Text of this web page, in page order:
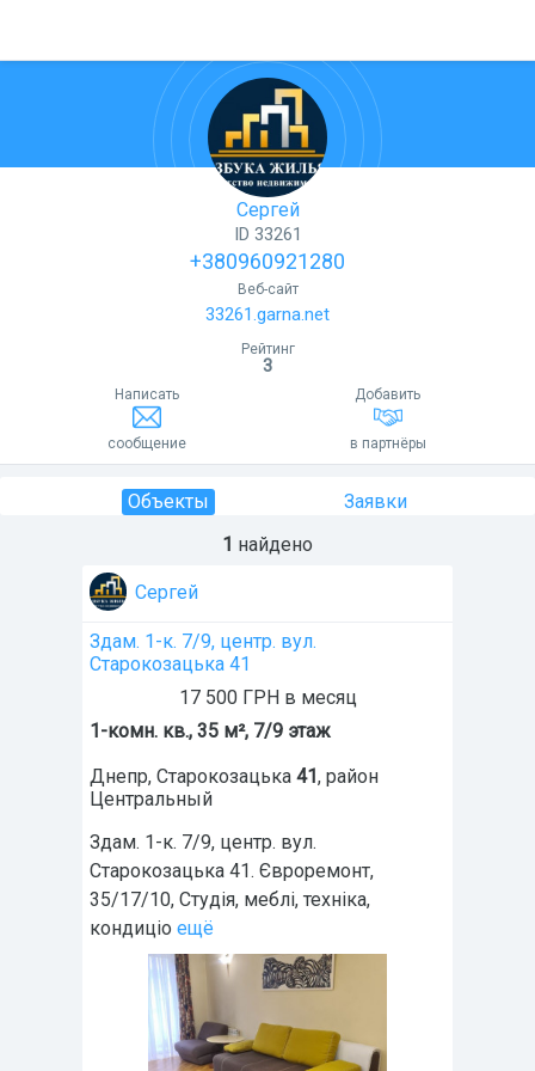
Сергей
ID 33261
+380960921280
Веб-сайт
33261.garna.net
Рейтинг
3
Написать
сообщение
Добавить
в партнёры
Объекты
Заявки
1 найдено
Сергей
Здам. 1-к. 7/9, центр. вул.
Старокозацька 41
17 500 ГРН в месяц
1-комн. кв., 35 м², 7/9 этаж
Днепр, Старокозацька 41, район
Центральный
Здам. 1-к. 7/9, центр. вул.
Старокозацька 41. Євроремонт,
35/17/10, Студія, меблі, техніка,
кондиціо ещё